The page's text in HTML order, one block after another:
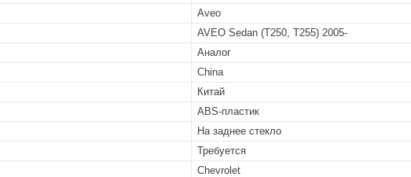
Aveo
AVEO Sedan (T250, T255) 2005-
Аналог
China
Китай
ABS-пластик
На заднее стекло
Требуется
Chevrolet